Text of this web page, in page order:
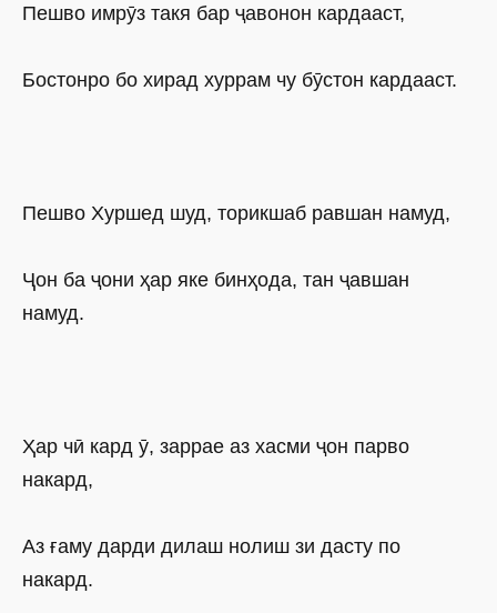
Пешво имрӯз такя бар ҷавонон кардааст,
Бостонро бо хирад хуррам чу бӯстон кардааст.
Пешво Хуршед шуд, торикшаб равшан намуд,
Ҷон ба ҷони ҳар яке бинҳода, тан ҷавшан
намуд.
Ҳар чӣ кард ӯ, заррае аз хасми ҷон парво
накард,
Аз ғаму дарди дилаш нолиш зи дасту по
накард.